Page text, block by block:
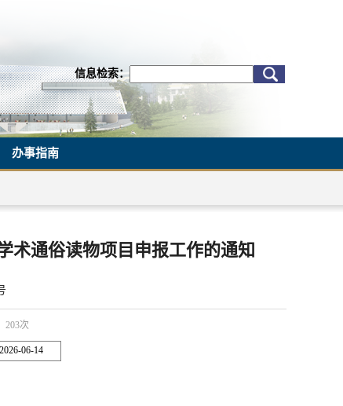
信息检索：
办事指南
术通俗读物项目申报工作的通知
203次
2026-06-14